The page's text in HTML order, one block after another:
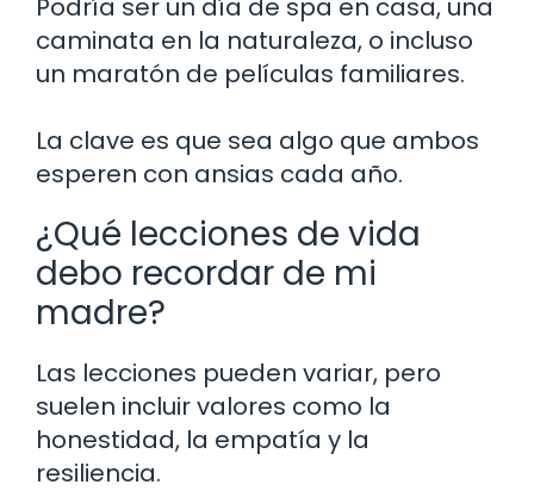
Podría ser un día de spa en casa, una
caminata en la naturaleza, o incluso
un maratón de películas familiares.
La clave es que sea algo que ambos
esperen con ansias cada año.
¿Qué lecciones de vida
debo recordar de mi
madre?
Las lecciones pueden variar, pero
suelen incluir valores como la
honestidad, la empatía y la
resiliencia.